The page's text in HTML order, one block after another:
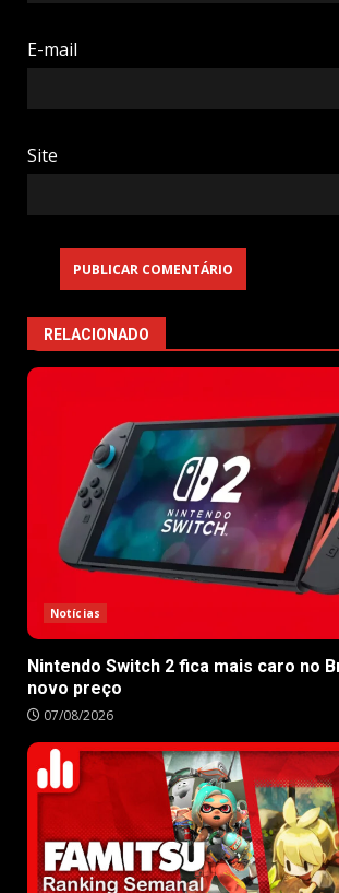
E-mail
Site
RELACIONADO
Notícias
Nintendo Switch 2 fica mais caro no
novo preço
07/08/2026